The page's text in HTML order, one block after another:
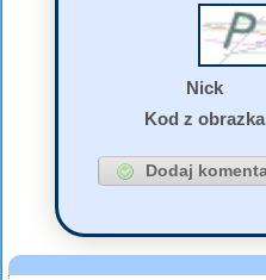
Nick
Kod z obrazka